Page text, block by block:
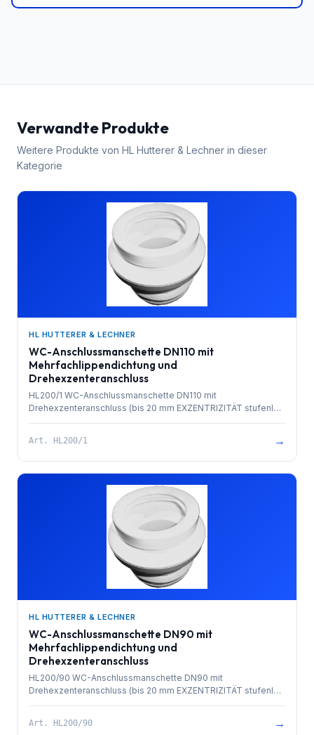
Verwandte Produkte
Weitere Produkte von HL Hutterer & Lechner in dieser
Kategorie
HL HUTTERER & LECHNER
WC-Anschlussmanschette DN110 mit
Mehrfachlippendichtung und
Drehexzenteranschluss
HL200/1 WC-Anschlussmanschette DN110 mit
Drehexzenteranschluss (bis 20 mm EXZENTRIZITÄT stufenlos
verstellbar) und Mehrfachlippendichtung für Keramikstutzen.
Gussrohre DN110 und Bleigainzen 4" und 4 1/4"
Art. HL200/1 →
HL HUTTERER & LECHNER
WC-Anschlussmanschette DN90 mit
Mehrfachlippendichtung und
Drehexzenteranschluss
HL200/90 WC-Anschlussmanschette DN90 mit
Drehexzenteranschluss (bis 20 mm EXZENTRIZITÄT stufenlos
verstellbar) und Mehrfachlippendichtung für Keramikstutzen.
Gussrohre DN110 und Bleigainzen 4" und 4 1/4"
Art. HL200/90 →